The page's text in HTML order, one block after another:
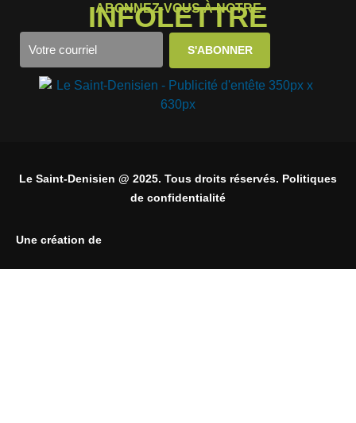
ABONNEZ-VOUS À NOTRE
INFOLETTRE
Le Saint-Denisien @ 2025. Tous droits réservés. Politiques
de confidentialité
Une création de